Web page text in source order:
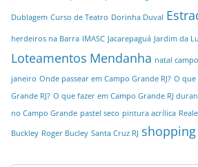
Dublagem Curso de Teatro Dorinha Duval
herdeiros na Barra IMASC Jacarepaguá Jardim da
Loteamentos Mendanha natal
janeiro Onde passear em Campo Grande RJ? O que
Grande RJ? O que fazer em Campo Grande RJ
no Campo Grande pastel seco pintura acrílica
Buckley Roger Bucley Santa Cruz RJ shopping